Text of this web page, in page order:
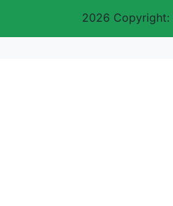
2026 Copyright: